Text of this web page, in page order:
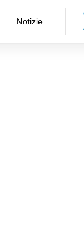
Notizie